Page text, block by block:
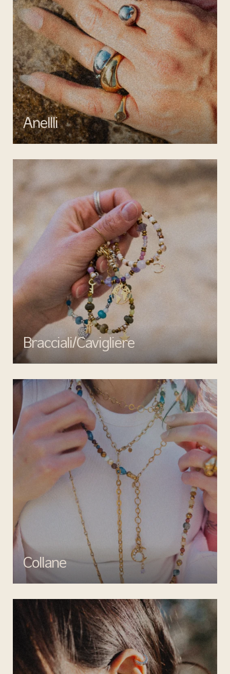
Anellli
Scopri la collezione di anelli artigianali di Mata gioielli, realizzati in
Bracciali/Cavigliere
Completa il tuo look con i bracciali e cavigliere di Mata gioielli:
Collane
Esalta il tuo look con le collane di Mata gioielli, un perfetto mix di